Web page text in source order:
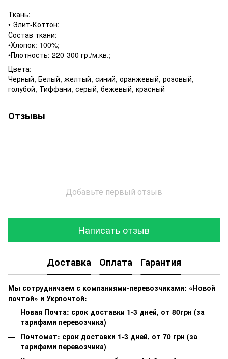
Ткань:
• Элит-Коттон;
Состав ткани:
•Хлопок: 100%;
•Плотность: 220-300 гр./м.кв.;
Цвета:
Черный, Белый, желтый, синий, оранжевый, розовый,
голубой, Тиффани, серый, бежевый, красный
Отзывы
Добавьте первый отзыв
Написать отзыв
Доставка Оплата Гарантия
Мы сотрудничаем с компаниями-перевозчиками: «Новой
почтой» и Укрпочтой:
Новая Почта: срок доставки 1-3 дней, от 80грн (за
тарифами перевозчика)
Почтомат: срок доставки 1-3 дней, от 70 грн (за
тарифами перевозчика)